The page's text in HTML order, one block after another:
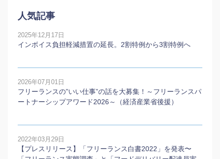
人気記事
2025年12月17日
インボイス負担軽減措置の延長。2割特例から3割特例へ
2026年07月01日
フリーランスの”いい仕事”の話を大募集！～フリーランスパ
ートナーシップアワード2026～（経済産業省後援）
2022年03月29日
【プレスリリース】「フリーランス白書2022」を発表〜